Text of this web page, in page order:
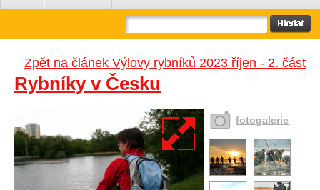
Zpět na článek Výlovy rybníků 2023 říjen - 2. část
Rybníky v Česku
fotogalerie